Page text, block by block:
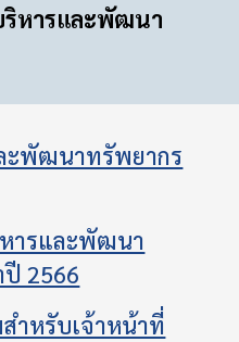
ริหารและพัฒนา
ะพัฒนาทรัพยากร
ารและพัฒนา
2566
าหรับเจ้าหน้าที่